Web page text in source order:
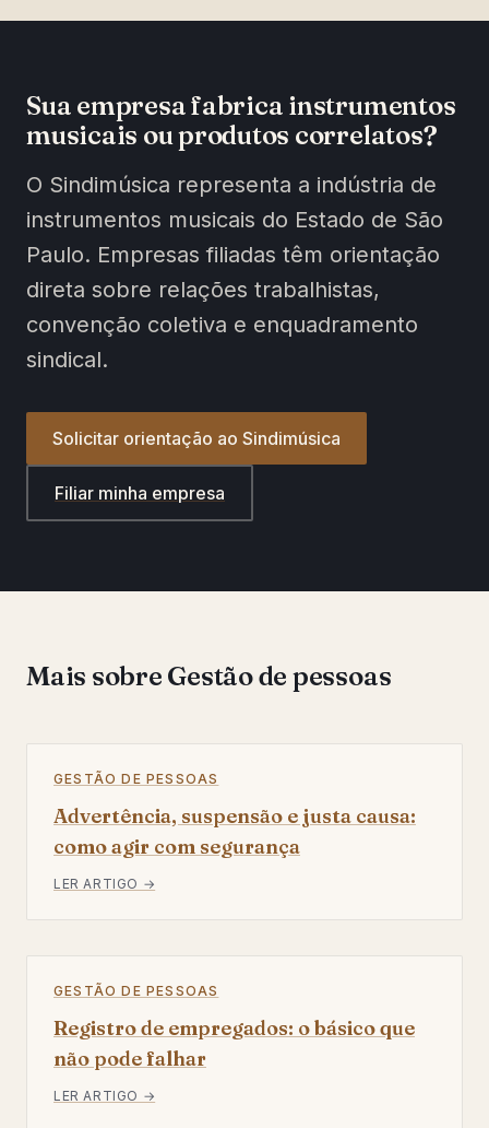
Sua empresa fabrica instrumentos
musicais ou produtos correlatos?
O Sindimúsica representa a indústria de
instrumentos musicais do Estado de São
Paulo. Empresas filiadas têm orientação
direta sobre relações trabalhistas,
convenção coletiva e enquadramento
sindical.
Solicitar orientação ao Sindimúsica
Filiar minha empresa
Mais sobre Gestão de pessoas
GESTÃO DE PESSOAS
Advertência, suspensão e justa causa:
como agir com segurança
LER ARTIGO →
GESTÃO DE PESSOAS
Registro de empregados: o básico que
não pode falhar
LER ARTIGO →